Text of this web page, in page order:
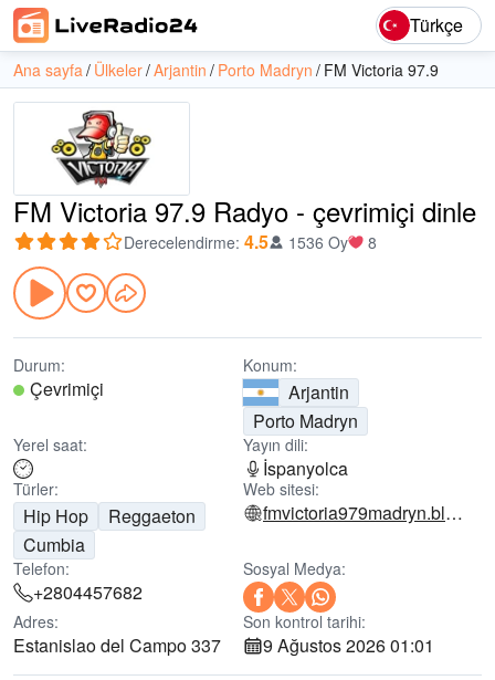
Türkçe
Ana sayfa Ülkeler Arjantin Porto Madryn FM Victoria 97.9
FM Victoria 97.9 Radyo - çevrimiçi dinle
Derecelendirme: 4.5 1536 Oy 8
Durum:
Çevrimiçi
Konum:
Arjantin
Porto Madryn
Yerel saat: Yayın dili:
İspanyolca
Türler:
Hip Hop
Reggaeton
Cumbia
Web sitesi:
fmvictoria979madryn.blogspot.com
Telefon:
+2804457682
Sosyal Medya:
Adres:
Estanislao del Campo 337
Son kontrol tarihi:
9 Ağustos 2026 01:01